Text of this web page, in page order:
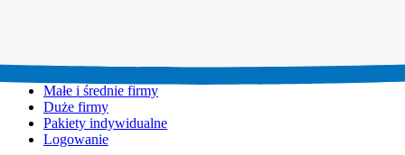
Małe i średnie firmy
Duże firmy
Pakiety indywidualne
Logowanie